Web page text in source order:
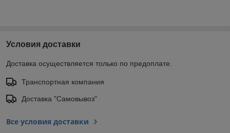
Условия доставки
Доставка осуществляется только по предоплате.
Транспортная компания
Доставка "Самовывоз"
Все условия доставки